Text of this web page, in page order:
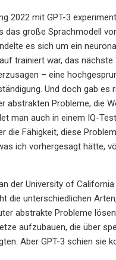
2022 mit GPT-3
das große Sprachmodell
es sich um ein
trainiert war, das nächste
– eine
Und doch gab es
abstrakten Probleme, die
man auch in einem IQ-
die Fähigkeit, diese
ich vorhergesagt hätte,
der University of
die unterschiedlichen
abstrakte Probleme
aufzubauen, die über
Aber GPT-3 schien sie